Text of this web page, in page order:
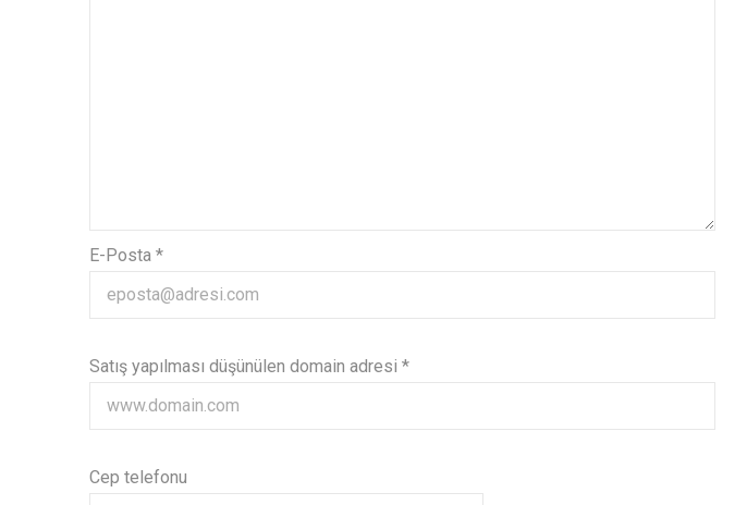
E-Posta *
Satış yapılması düşünülen domain adresi *
Cep telefonu